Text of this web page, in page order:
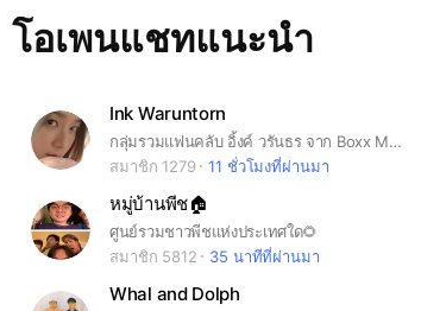
โอเพนแชทแนะนำ
Ink Waruntorn
กลุ่มรวมแฟนคลับ อิ้งค์ วรันธร จาก Boxx Music
สมาชิก 1279
11 ชั่วโมงที่ผ่านมา
หมู่บ้านพีช🏠
ศูนย์รวมชาวพีชแห่งประเทศใด🌻
สมาชิก 5812
35 นาทีที่ผ่านมา
Whal and Dolph